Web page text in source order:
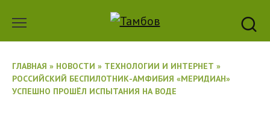
содержанию
ГЛАВНАЯ » НОВОСТИ » ТЕХНОЛОГИИ И ИНТЕРНЕТ »
РОССИЙСКИЙ БЕСПИЛОТНИК-АМФИБИЯ «МЕРИДИАН»
УСПЕШНО ПРОШЁЛ ИСПЫТАНИЯ НА ВОДЕ